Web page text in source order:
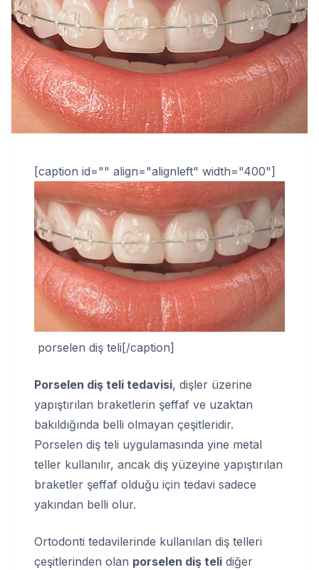
[caption id="" align="alignleft" width="400"]
porselen diş teli[/caption]
Porselen diş teli tedavisi, dişler üzerine
yapıştırılan braketlerin şeffaf ve uzaktan
bakıldığında belli olmayan çeşitleridir.
Porselen diş teli uygulamasında yine metal
teller kullanılır, ancak diş yüzeyine yapıştırılan
braketler şeffaf olduğu için tedavi sadece
yakından belli olur.
Ortodonti tedavilerinde kullanılan diş telleri
çeşitlerinden olan porselen diş teli diğer